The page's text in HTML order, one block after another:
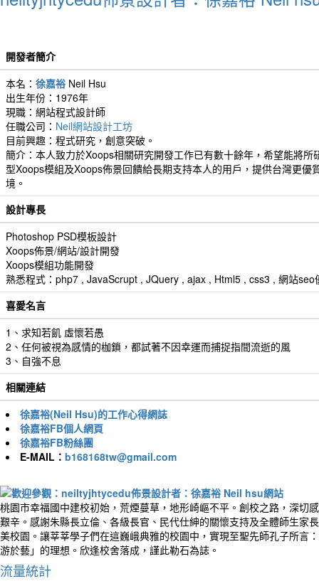
開發者簡介
本名： 徐嘉裕 Neil Hsu
出生年份：1976年
現職：網站程式設計師
任職公司： Neil網站設計工坊
目前興趣：程式研究，創意突破。
簡介：本人致力於Xoops相關研究開發工作已有數十餘年，希望能將所
型Xoops模組及Xoops佈景回饋給長期支持本人的用戶，提供台灣更優
境。
設計專長
Photoshop PSD模板設計
Xoops佈景/網站/設計開發
Xoops模組功能開發
熟悉程式：php7 , JavaScrupt , JQuery , ajax , Html5 , css3 , 網站seo
喜愛名言
1、求知若飢 虛懷若愚
2、任何被視為感情的枷鎖，都試著不因幸運而捕捉指間流逝的風
3、自強不息
相關連結
徐嘉裕(Neil Hsu)的工作心得網誌
徐嘉裕FB個人網頁
徐嘉裕FB粉絲團
E-MAIL： b168168tw@gmail.com
桃園市幸福國中建校初始，荒煙蔓草，地形崎嶇不平。創校之路，深切
艱辛。感謝朱縣長立倫、各級長官、民代仕紳的關懷支持及全體師生家
美校園。讓莘莘學子們在這巍峨典雅的校園中，實現至聖先師孔子所言
游於藝」的理想。欣逢校舍落成，謹此勒石為誌。
流量統計